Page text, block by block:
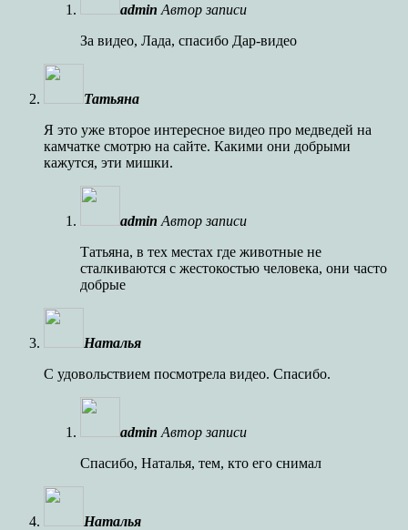
admin Автор записи
За видео, Лада, спасибо Дар-видео
Татьяна
Я это уже второе интересное видео про медведей на
камчатке смотрю на сайте. Какими они добрыми
кажутся, эти мишки.
admin Автор записи
Татьяна, в тех местах где животные не
сталкиваются с жестокостью человека, они часто
добрые
Наталья
С удовольствием посмотрела видео. Спасибо.
admin Автор записи
Спасибо, Наталья, тем, кто его снимал
Наталья